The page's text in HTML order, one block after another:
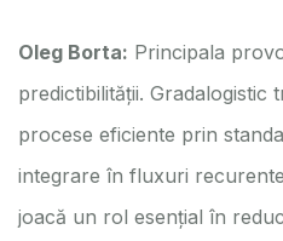
Oleg Borta: Principala
predictibilității.
procese eficiente prin
integrare în fluxuri
joacă un rol esențial în